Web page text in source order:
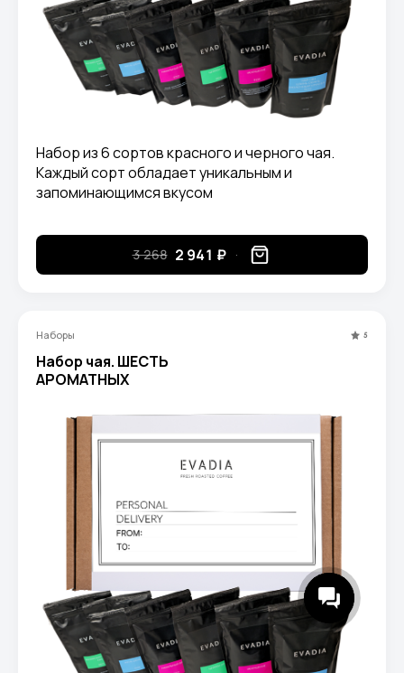
Набор из 6 сортов красного и черного чая.
Каждый сорт обладает уникальным и
запоминающимся вкусом
3 268 2 941 ₽
Наборы 5
Набор чая. ШЕСТЬ
АРОМАТНЫХ